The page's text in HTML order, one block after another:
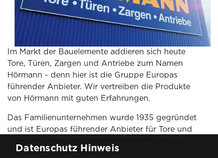
Im Markt der Bauelemente addieren sich heute
Tore, Türen, Zargen und Antriebe zum Namen
Hörmann - denn hier ist die Gruppe Europas
führender Anbieter. Wir vertreiben die Produkte
von Hörmann mit guten Erfahrungen.
Das Familienunternehmen wurde 1935 gegründet
und ist Europas führender Anbieter für Tore und
Nordamerika und Asien entwickeln und
Datenschutz Hinweis